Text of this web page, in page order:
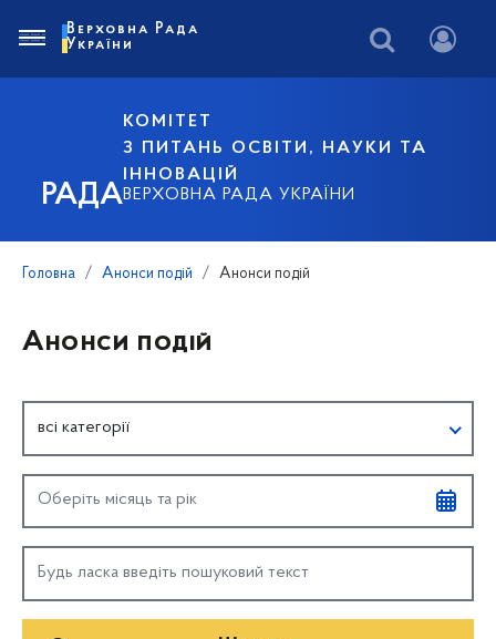
РАДА
КОМІТЕТ
З ПИТАНЬ ОСВІТИ, НАУКИ ТА
ІННОВАЦІЙ
ВЕРХОВНА РАДА УКРАЇНИ
Верховна Рада
України
Головна Анонси подій Анонси подій
Анонси подій
всі категорії